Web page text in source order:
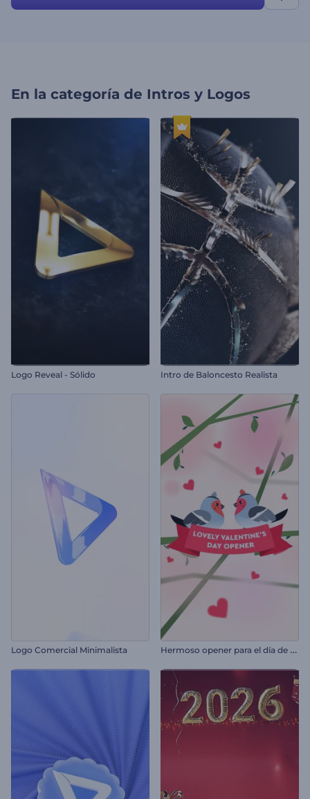
En la categoría de Intros y Logos
Logo Reveal - Sólido Intro de Baloncesto Realista
Logo Comercial Minimalista H
ermoso opener para el día de San Valentín